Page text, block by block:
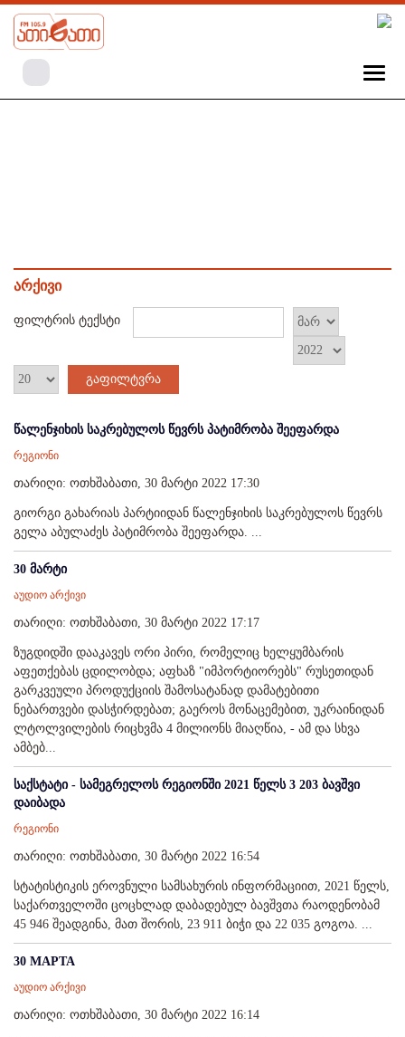
არქივი
ფილტრის ტექსტი
გაფილტვრა
წალენჯიხის საკრებულოს წევრს პატიმრობა შეეფარდა
რეგიონი
თარიღი: ოთხშაბათი, 30 მარტი 2022 17:30
გიორგი გახარიას პარტიიდან წალენჯიხის საკრებულოს წევრს
გელა აბულაძეს პატიმრობა შეეფარდა. ...
30 მარტი
აუდიო არქივი
თარიღი: ოთხშაბათი, 30 მარტი 2022 17:17
ზუგდიდში დააკავეს ორი პირი, რომელიც ხელყუმბარის
აფეთქებას ცდილობდა; აფხაზ "იმპორტიორებს" რუსეთიდან
გარკვეული პროდუქციის შამოსატანად დამატებითი
ნებართვები დასჭირდებათ; გაეროს მონაცემებით, უკრაინიდან
ლტოლვილების რიცხვმა 4 მილიონს მიაღწია, - ამ და სხვა
ამბებ...
საქსტატი - სამეგრელოს რეგიონში 2021 წელს 3 203 ბავშვი
დაიბადა
რეგიონი
თარიღი: ოთხშაბათი, 30 მარტი 2022 16:54
სტატისტიკის ეროვნული სამსახურის ინფორმაციით, 2021 წელს,
საქართველოში ცოცხლად დაბადებულ ბავშვთა რაოდენობამ
45 946 შეადგინა, მათ შორის, 23 911 ბიჭი და 22 035 გოგოა. ...
30 МАРТА
აუდიო არქივი
თარიღი: ოთხშაბათი, 30 მარტი 2022 16:14